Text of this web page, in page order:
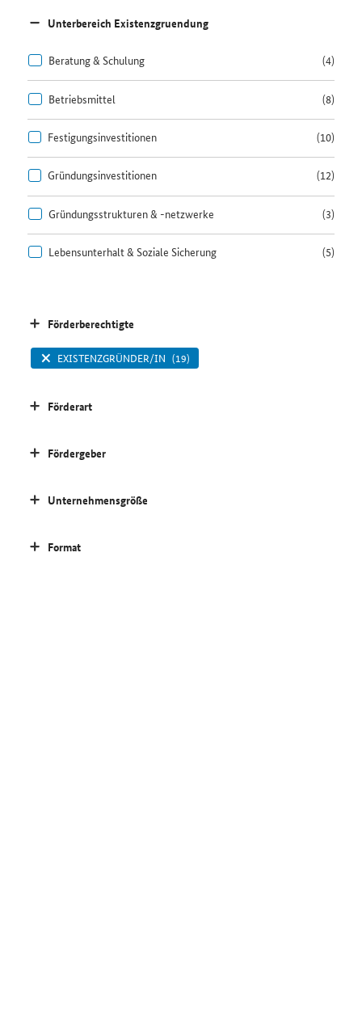
Unterbereich Existenzgruendung
Beratung & Schulung (4)
Betriebsmittel (8)
Festigungsinvestitionen (10)
Gründungsinvestitionen (12)
Gründungsstrukturen & -netzwerke (3)
Lebensunterhalt & Soziale Sicherung (5)
Förderberechtigte
EXISTENZGRÜNDER/IN (19)
Förderart
Fördergeber
Unternehmensgröße
Format